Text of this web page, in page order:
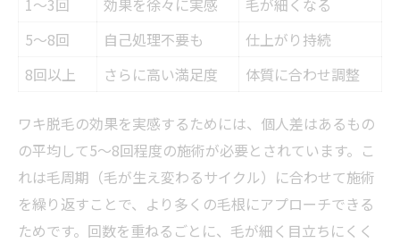
1〜3回
効果を徐々に実感
毛が細くなる
5〜8回
自己処理不要も
仕上がり持続
8回以上
さらに高い満足度 体質に合わせ調整
ワキ脱毛の効果を実感するためには、個人差はあるもの
の平均して5〜8回程度の施術が必要とされています。こ
れは毛周期（毛が生え変わるサイクル）に合わせて施術
を繰り返すことで、より多くの毛根にアプローチできる
ためです。回数を重ねるごとに、毛が細く目立ちにくく